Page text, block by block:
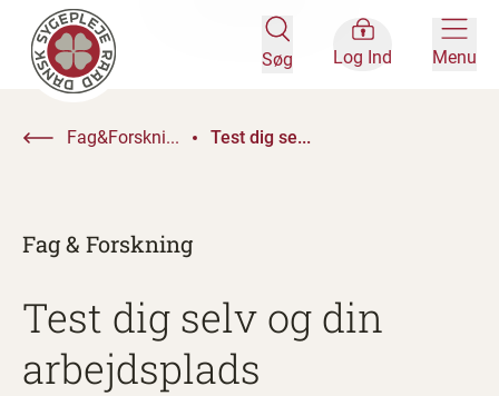
Søg Log Ind Menu
Fag&Forskni... Test dig se...
Fag & Forskning
Test dig selv og din
arbejdsplads